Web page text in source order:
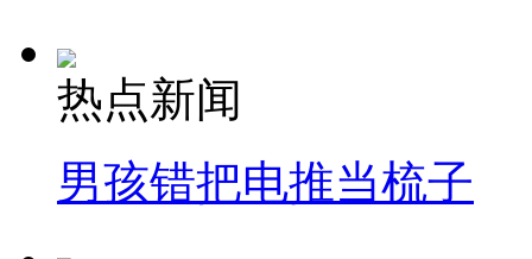
热点新闻
男孩错把电推当梳子